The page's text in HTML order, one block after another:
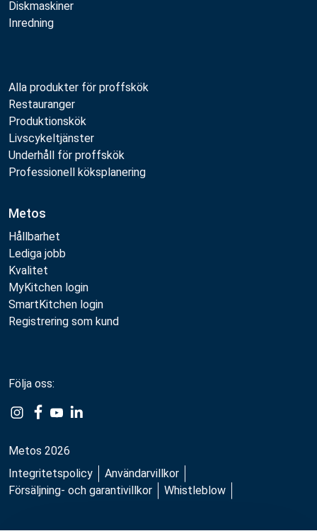
Diskmaskiner
Inredning
Alla produkter för proffskök
Restauranger
Produktionskök
Livscykeltjänster
Underhåll för proffskök
Professionell köksplanering
Metos
Hållbarhet
Lediga jobb
Kvalitet
MyKitchen login
SmartKitchen login
Registrering som kund
Metos 2026
Integritetspolicy
Användarvillkor
Försäljning- och garantivillkor
Whistleblow
Följa oss: